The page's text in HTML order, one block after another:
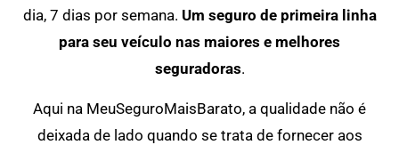
dia, 7 dias por semana. Um seguro de primeira linha
para seu veículo nas maiores e melhores
seguradoras.
Aqui na MeuSeguroMaisBarato, a qualidade não é
deixada de lado quando se trata de fornecer aos